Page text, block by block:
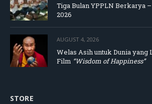
Tiga Bulan YPPLN Berkarya
2026
AUGUST 4, 2026
Welas Asih untuk Dunia yang
Film “Wisdom of Happiness”
STORE